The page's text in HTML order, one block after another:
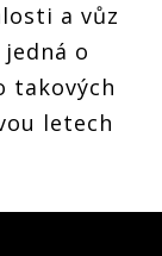
a vůz
o
takových
letech